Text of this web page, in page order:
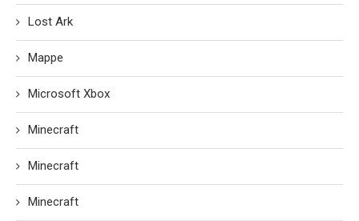
Lost Ark
Mappe
Microsoft Xbox
Minecraft
Minecraft
Minecraft